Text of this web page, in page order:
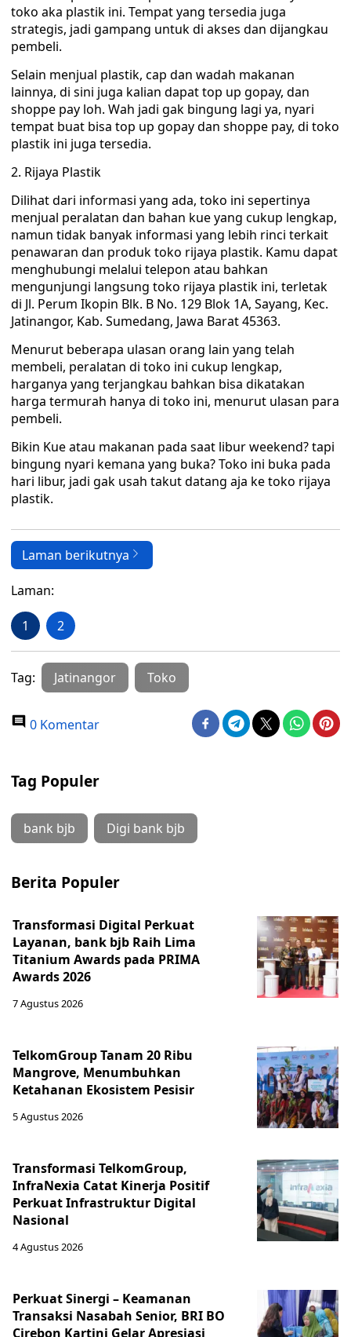
toko aka plastik ini. Tempat yang tersedia juga
strategis, jadi gampang untuk di akses dan dijangkau
pembeli.
Selain menjual plastik, cap dan wadah makanan
lainnya, di sini juga kalian dapat top up gopay, dan
shoppe pay loh. Wah jadi gak bingung lagi ya, nyari
tempat buat bisa top up gopay dan shoppe pay, di toko
plastik ini juga tersedia.
2. Rijaya Plastik
Dilihat dari informasi yang ada, toko ini sepertinya
menjual peralatan dan bahan kue yang cukup lengkap,
namun tidak banyak informasi yang lebih rinci terkait
penawaran dan produk toko rijaya plastik. Kamu dapat
menghubungi melalui telepon atau bahkan
mengunjungi langsung toko rijaya plastik ini, terletak
di Jl. Perum Ikopin Blk. B No. 129 Blok 1A, Sayang, Kec.
Jatinangor, Kab. Sumedang, Jawa Barat 45363.
Menurut beberapa ulasan orang lain yang telah
membeli, peralatan di toko ini cukup lengkap,
harganya yang terjangkau bahkan bisa dikatakan
harga termurah hanya di toko ini, menurut ulasan para
pembeli.
Bikin Kue atau makanan pada saat libur weekend? tapi
bingung nyari kemana yang buka? Toko ini buka pada
hari libur, jadi gak usah takut datang aja ke toko rijaya
plastik.
Laman berikutnya
Laman:
1 2
Tag: Jatinangor Toko
0 Komentar
Tag Populer
bank bjb Digi bank bjb
Berita Populer
Transformasi Digital Perkuat
Layanan, bank bjb Raih Lima
Titanium Awards pada PRIMA
Awards 2026
7 Agustus 2026
TelkomGroup Tanam 20 Ribu
Mangrove, Menumbuhkan
Ketahanan Ekosistem Pesisir
5 Agustus 2026
Transformasi TelkomGroup,
InfraNexia Catat Kinerja Positif
Perkuat Infrastruktur Digital
Nasional
4 Agustus 2026
Perkuat Sinergi – Keamanan
Transaksi Nasabah Senior, BRI BO
Cirebon Kartini Gelar Apresiasi